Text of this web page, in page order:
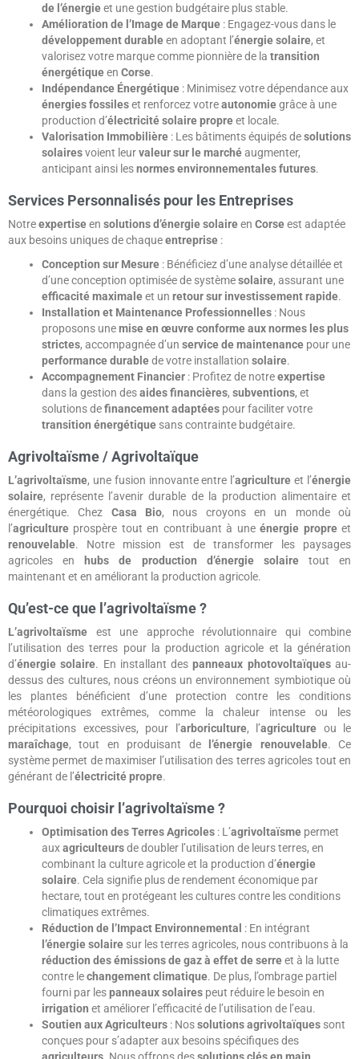
de l’énergieet une gestion budgétaire plus stable.
Amélioration de l’Image de Marque : Engagez-vous dans le
développement durableen adoptant l’énergie solaire, et
valorisez votre marque comme pionnière de la transition
énergétiqueen Corse.
Indépendance Énergétique : Minimisez votre dépendance aux
énergies fossileset renforcez votreautonomiegrâce à une
production d’électricité solaire propreet locale.
Valorisation Immobilière : Les bâtiments équipés desolutions
solairesvoient leurvaleur sur le marchéaugmenter,
anticipant ainsi lesnormes environnementales futures.
Services Personnalisés pour les Entreprises
Notreexpertiseen solutions d’énergie solaireen Corseest adaptée
aux besoins uniques de chaqueentreprise :
Conception sur Mesure : Bénéficiez d’une analyse détaillée et
d’une conception optimisée de systèmesolaire, assurant une
efficacité maximaleet un retour sur investissement rapide.
Installation et Maintenance Professionnelles : Nous
proposons unemise en œuvre conforme aux normes les plus
strictes, accompagnée d’un service de maintenance pour une
performance durablede votre installation solaire.
Accompagnement Financier : Profitez de notreexpertise
dans la gestion desaides financières, subventions, et
solutions definancement adaptées pour faciliter votre
transition énergétique sans contrainte budgétaire.
Agrivoltaïsme / Agrivoltaïque
L’agrivoltaïsme, une fusion innovante entre l’agriculture et l’énergie
solaire, représente l’avenir durable de la production alimentaire et
énergétique. Chez Casa Bio, nous croyons en un monde où
l’agriculture prospère tout en contribuant à uneénergie propreet
renouvelable. Notre mission est de transformer les paysages
agricoles en
hubs de production d’énergie solairetout en
maintenant et en améliorant la production agricole.
Qu’est-ce que l’agrivoltaïsme ?
L’agrivoltaïsme est une approche révolutionnaire qui combine
l’utilisation des terres pour la production agricole et la génération
d’énergie solaire. En installant despanneaux photovoltaïquesau-
dessus des cultures, nous créons un environnement symbiotique où
les plantes bénéficient d’une protection contre les conditions
météorologiques extrêmes, comme la chaleur intense ou les
précipitations excessives, pour l’arboriculture, l’agriculture ou le
maraîchage, tout en produisant de l’énergie renouvelable. Ce
système permet de maximiser l’utilisation des terres agricoles tout en
générant de l’électricité propre.
Pourquoi choisir l’agrivoltaïsme ?
Optimisation des Terres Agricoles : L’agrivoltaïsme permet
auxagriculteursde doubler l’utilisation de leurs terres, en
combinant la culture agricole et la production d’énergie
solaire. Cela signifie plus de rendement économique par
hectare, tout en protégeant les cultures contre les conditions
climatiques extrêmes.
Réduction de l’Impact Environnemental : En intégrant
l’énergie solaire sur les terres agricoles, nous contribuons à la
réduction des émissions de gaz à effet de serreet à la lutte
contre lechangement climatique. De plus, l’ombrage partiel
fourni par lespanneaux solaires peut réduire le besoin en
irrigation et améliorer l’efficacité de l’utilisation de l’eau.
Soutien aux Agriculteurs : Nossolutions agrivoltaïques sont
conçues pour s’adapter aux besoins spécifiques des